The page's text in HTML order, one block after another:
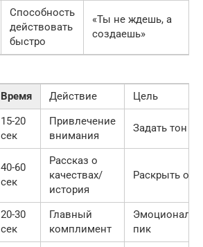
Способность
действовать
быстро
«Ты не ждешь, а
создаешь»
Время Действие Цель
15-20
сек
Привлечение
внимания
Задать тон
40-60
сек
Рассказ о
качествах/
история
Раскрыть
20-30
сек
Главный
комплимент
пик